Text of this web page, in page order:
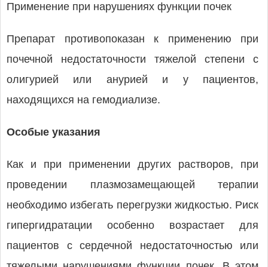
Применение при нарушениях функции почек
Препарат противопоказан к применению при
почечной недостаточности тяжелой степени с
олигурией или анурией и у пациентов,
находящихся на гемодиализе.
Особые указания
Как и при применении других растворов, при
проведении плазмозамещающей терапии
необходимо избегать перегрузки жидкостью. Риск
гипергидратации особенно возрастает для
пациентов с сердечной недостаточностью или